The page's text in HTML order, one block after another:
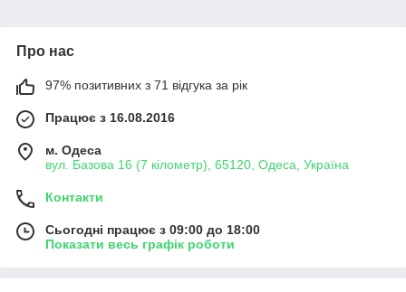
Про нас
97% позитивних з 71 відгука за рік
Працює з 16.08.2016
м. Одеса
вул. Базова 16 (7 кілометр), 65120, Одеса, Україна
Контакти
Сьогодні працює з 09:00 до 18:00
Показати весь графік роботи